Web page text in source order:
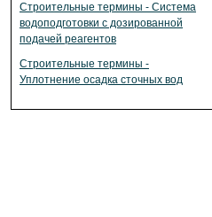
Строительные термины - Система
водоподготовки с дозированной
подачей реагентов
Строительные термины -
Уплотнение осадка сточных вод